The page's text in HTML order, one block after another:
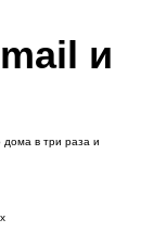
и
дома в три раза и